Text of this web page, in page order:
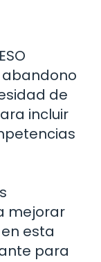
de
incluir
mejorar
esta
para